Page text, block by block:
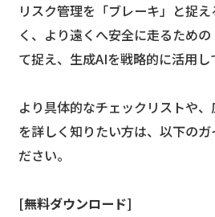
リスク管理を「ブレーキ」と捉
く、より遠くへ安全に走るため
て捉え、生成AIを戦略的に活用し
より具体的なチェックリストや
を詳しく知りたい方は、以下の
ださい。
[無料ダウンロード]